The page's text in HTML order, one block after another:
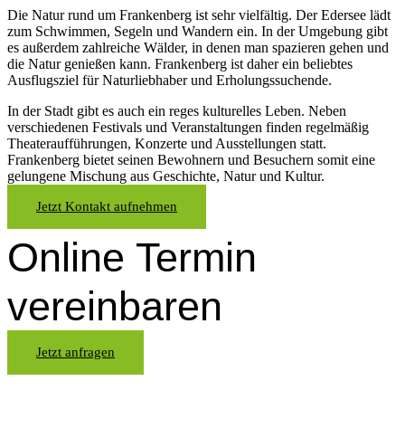
Die Natur rund um Frankenberg ist sehr vielfältig. Der Edersee lädt
zum Schwimmen, Segeln und Wandern ein. In der Umgebung gibt
es außerdem zahlreiche Wälder, in denen man spazieren gehen und
die Natur genießen kann. Frankenberg ist daher ein beliebtes
Ausflugsziel für Naturliebhaber und Erholungssuchende.
In der Stadt gibt es auch ein reges kulturelles Leben. Neben
verschiedenen Festivals und Veranstaltungen finden regelmäßig
Theateraufführungen, Konzerte und Ausstellungen statt.
Frankenberg bietet seinen Bewohnern und Besuchern somit eine
gelungene Mischung aus Geschichte, Natur und Kultur.
Jetzt Kontakt aufnehmen
Online Termin
vereinbaren
Jetzt anfragen